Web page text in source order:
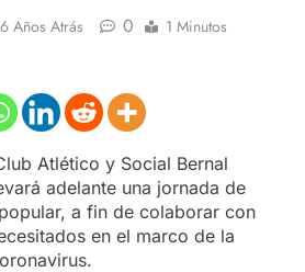
6 Años Atrás 0 1 Minutos
Atlético y Social Bernal
adelante una jornada de
a fin de colaborar con
en el marco de la